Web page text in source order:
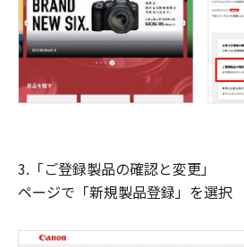
3.「ご登録製品の確認と変更」
ページで「新規製品登録」を選択